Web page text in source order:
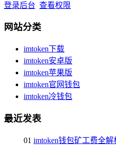
登录后台 查看权限
网站分类
imtoken下载
imtoken安卓版
imtoken苹果版
imtoken官网钱包
imtoken冷钱包
最近发表
01 imtoken钱包矿工费全